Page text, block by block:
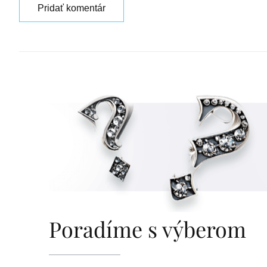
Pridať komentár
Poradíme s výberom